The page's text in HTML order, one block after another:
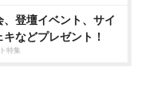
、登壇イベント、サイ
キなどプレゼント！
特集